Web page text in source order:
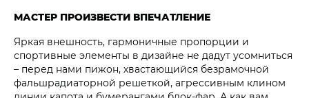
МАСТЕР ПРОИЗВЕСТИ ВПЕЧАТЛЕНИЕ
Яркая внешность, гармоничные пропорции и
спортивные элементы в дизайне не дадут усомниться
– перед нами пижон, хвастающийся безрамочной
фальшрадиаторной решеткой, агрессивным клином